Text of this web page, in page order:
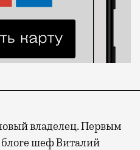
владелец. Первым
блоге шеф Виталий